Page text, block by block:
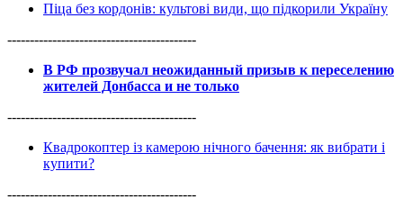
Піца без кордонів: культові види, що підкорили Україну
------------------------------------------
В РФ прозвучал неожиданный призыв к переселению
жителей Донбасса и не только
------------------------------------------
Квадрокоптер із камерою нічного бачення: як вибрати і
купити?
------------------------------------------